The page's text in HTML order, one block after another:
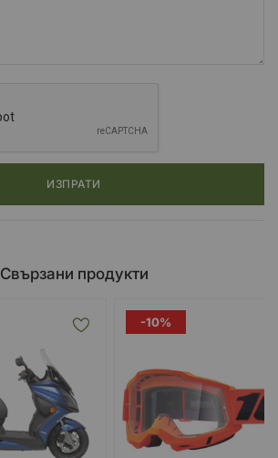
ИЗПРАТИ
Свързани продукти
-10%